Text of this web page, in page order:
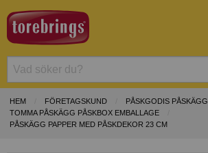
HEM FÖRETAGSKUND
PÅSKGODIS PÅSKÄGG
TOMMA PÅSKÄGG PÅSKBOX EMBALLAGE
PÅSKÄGG PAPPER MED PÅSKDEKOR 23 CM